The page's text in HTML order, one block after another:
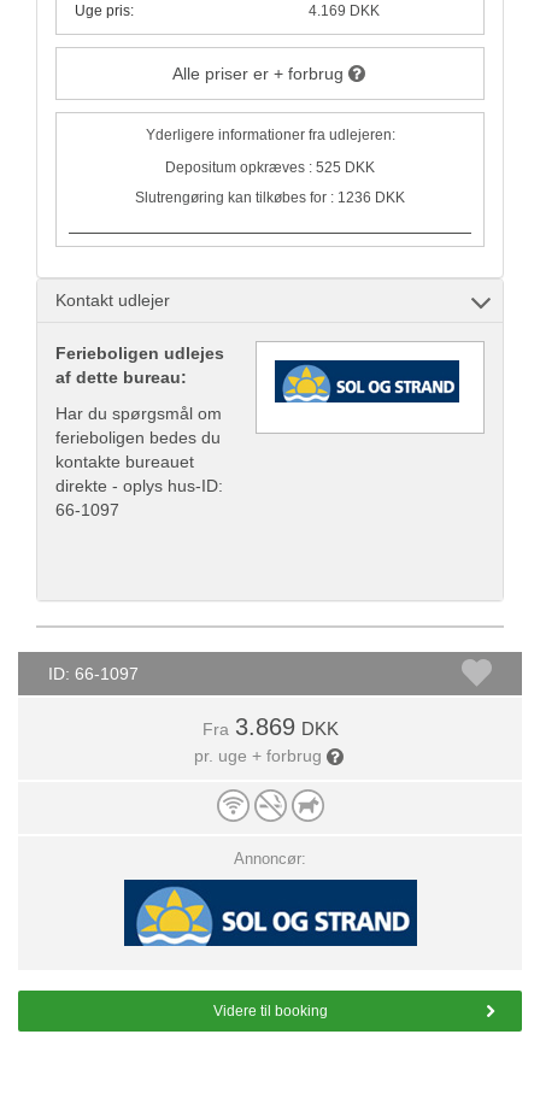
Uge pris:
4.169 DKK
Alle priser er + forbrug
Yderligere informationer fra udlejeren:
Depositum opkræves : 525 DKK
Slutrengøring kan tilkøbes for : 1236 DKK
Kontakt udlejer
Ferieboligen udlejes
af dette bureau:
Har du spørgsmål om
ferieboligen bedes du
kontakte bureauet
direkte - oplys hus-ID:
66-1097
ID: 66-1097
Fra 3.869 DKK
pr. uge + forbrug
Annoncør:
Videre til booking